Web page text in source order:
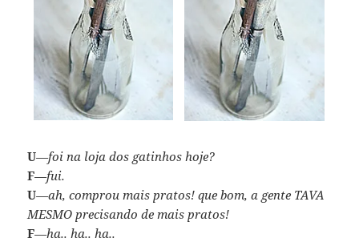
U—foi na loja dos gatinhos hoje?
F—fui.
U—ah, comprou mais pratos! que bom, a gente TAVA
MESMO precisando de mais pratos!
F—ha.. ha.. ha..